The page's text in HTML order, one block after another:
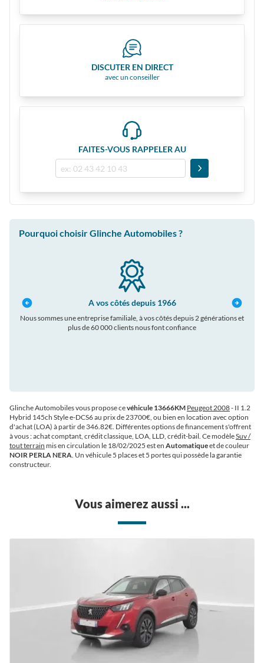
DISCUTER EN DIRECT
avec un conseiller
FAITES-VOUS RAPPELER AU
Pourquoi choisir Glinche Automobiles ?
A vos côtés depuis 1966
Nous sommes une entreprise familiale, à vos côtés depuis 2 générations et
plus de 60 000 clients nous font confiance
Glinche Automobiles vous propose cevéhicule 13666KM Peugeot 2008- II 1.2
Hybrid 145ch Style e-DCS6 au prix de 23700€, ou bien en location avec option
d'achat (LOA) à partir de 346.82€. Différentes options de financement s'offrent
à vous : achat comptant, crédit classique, LOA, LLD, crédit-bail. Ce modèleSuv /
tout terrain mis en circulation le 18/02/2025 est en Automatiqueet de couleur
NOIR PERLA NERA. Un véhicule 5 places et 5 portes qui possède la garantie
constructeur.
Vous aimerez aussi ...